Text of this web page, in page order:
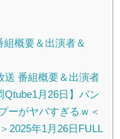
概要＆出演者＆
番組概要＆出演者
月26日】バン
ーがヤバすぎるｗ＜
2025年1月26日FULL